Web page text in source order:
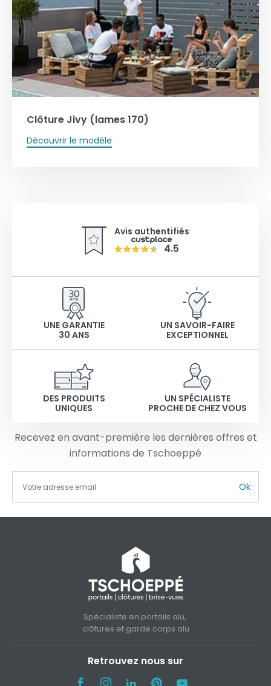
Clôture Jivy (lames 170)
Découvrir le modèle
Avis authentifiés
4.5
UNE GARANTIE
30 ANS
UN SAVOIR-FAIRE
EXCEPTIONNEL
DES PRODUITS
UNIQUES
UN SPÉCIALISTE
PROCHE DE CHEZ VOUS
Recevez en avant-première les dernières offres et
informations de Tschoeppé
Ok
Spécialiste en portails alu,
clôtures et garde corps alu
Retrouvez nous sur